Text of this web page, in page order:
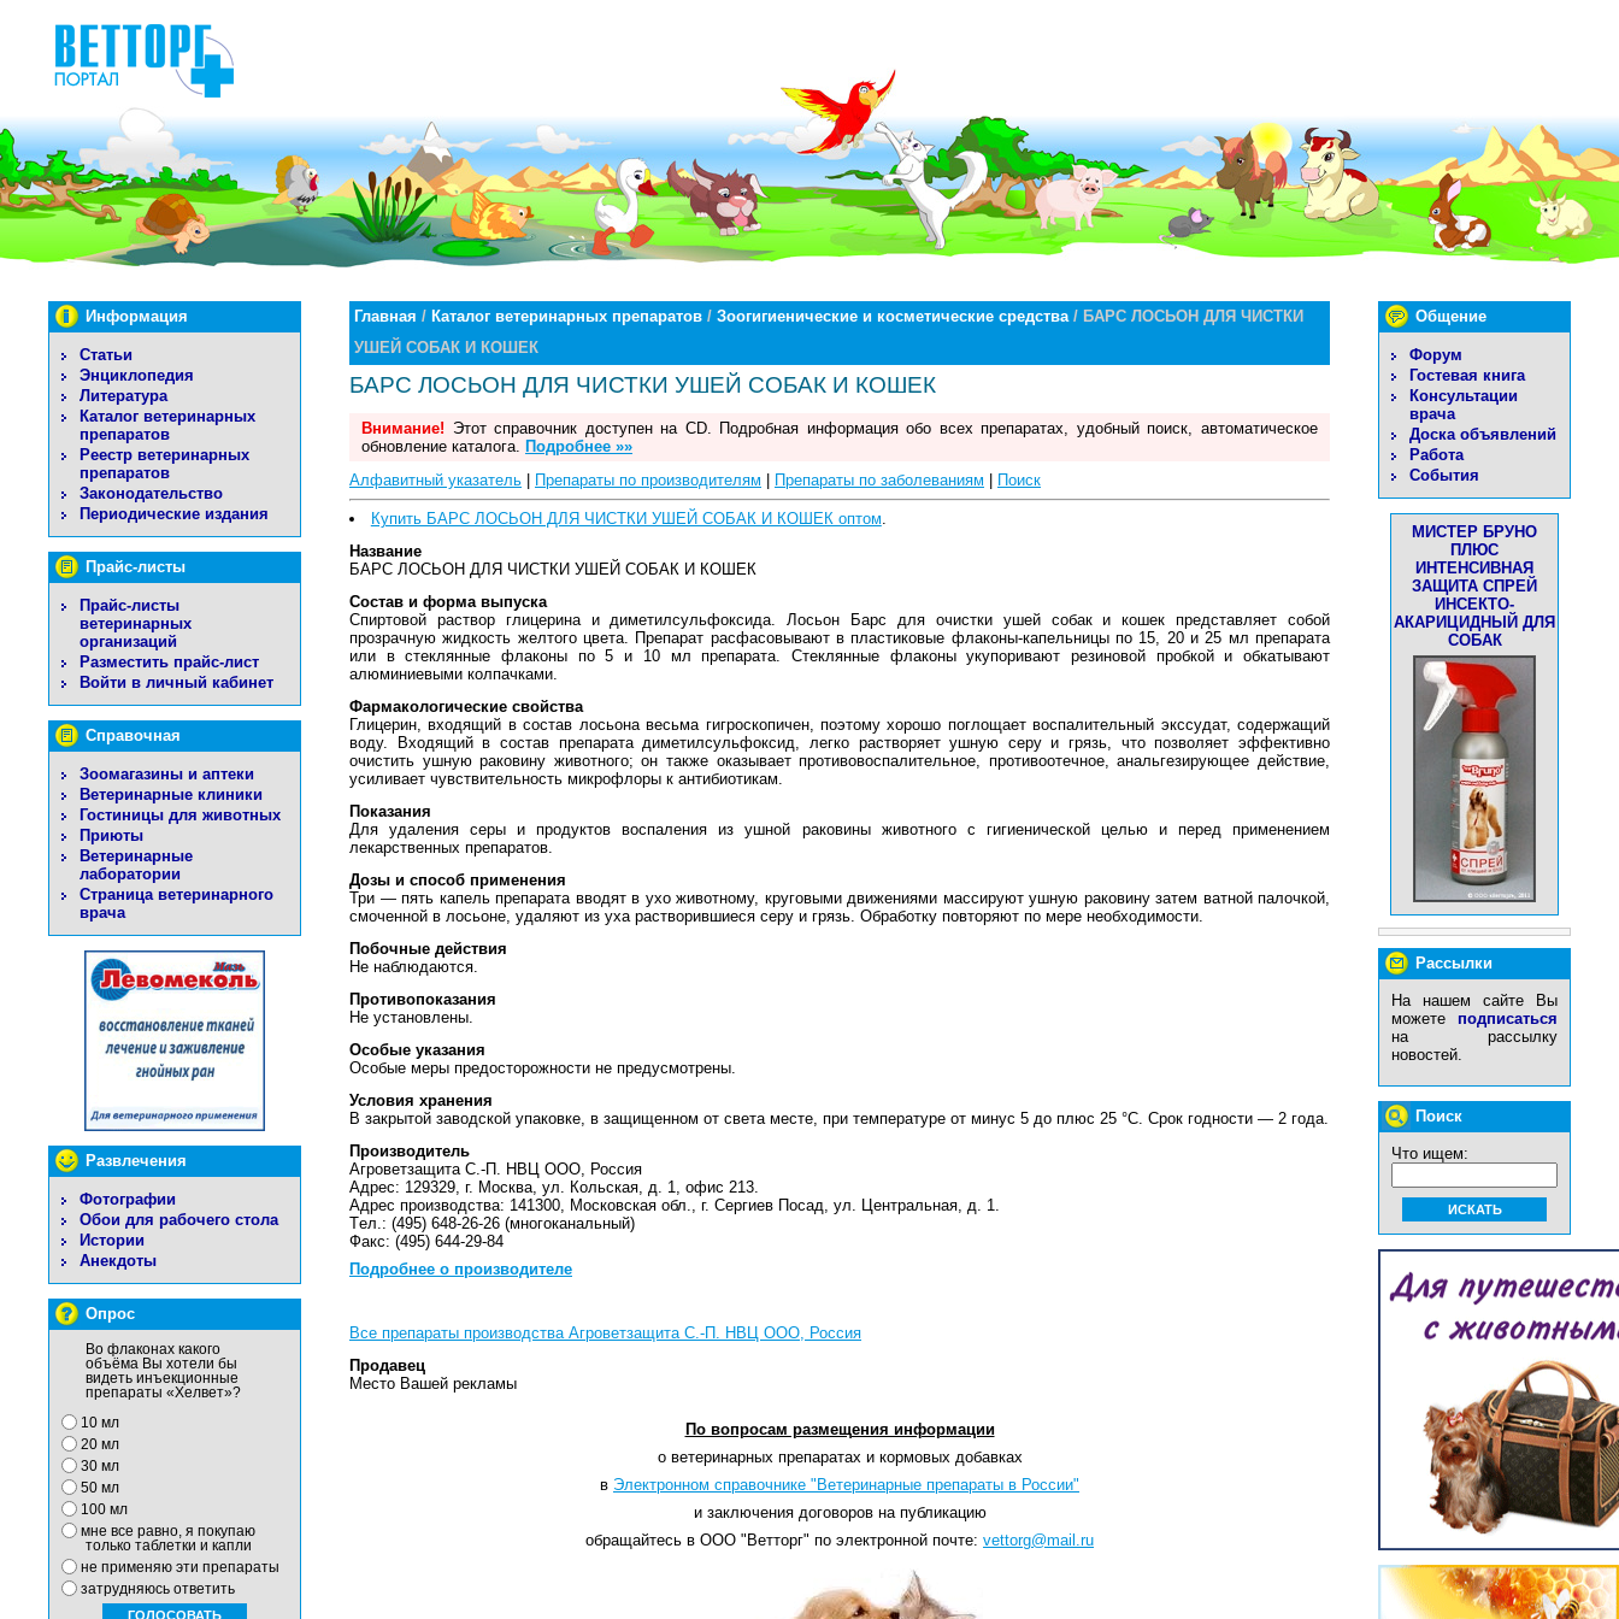
Информация
Статьи
Энциклопедия
Литература
Каталог ветеринарных
препаратов
Реестр ветеринарных
препаратов
Законодательство
Периодические издания
Прайс-листы
Прайс-листы
ветеринарных
организаций
Разместить прайс-лист
Войти в личный кабинет
Справочная
Зоомагазины и аптеки
Ветеринарные клиники
Гостиницы для животных
Приюты
Ветеринарные
лаборатории
Страница ветеринарного
врача
Развлечения
Фотографии
Обои для рабочего стола
Истории
Анекдоты
Опрос
Во флаконах какого
объёма Вы хотели бы
видеть инъекционные
препараты «Хелвет»?
10 мл
20 мл
30 мл
50 мл
100 мл
мне все равно, я покупаю
только таблетки и капли
не применяю эти препараты
затрудняюсь ответить
Общение
Форум
Гостевая книга
Консультации
врача
Доска объявлений
Работа
События
МИСТЕР БРУНО
ПЛЮС
ИНТЕНСИВНАЯ
ЗАЩИТА СПРЕЙ
ИНСЕКТО-
АКАРИЦИДНЫЙ ДЛЯ
СОБАК
Рассылки
На нашем сайте Вы
можете подписаться
на рассылку
новостей.
Поиск
Что ищем:
Главная / Каталог ветеринарных препаратов / Зоогигиенические и косметические средства/ БАРС ЛОСЬОН ДЛЯ ЧИСТКИ
УШЕЙ СОБАК И КОШЕК
БАРС ЛОСЬОН ДЛЯ ЧИСТКИ УШЕЙ СОБАК И КОШЕК
Внимание! Этот справочник доступен на CD. Подробная информация обо всех препаратах, удобный поиск, автоматическое
обновление каталога. Подробнее »»
Алфавитный указатель
Препараты по производителям Препараты по заболеваниям Поиск
Купить БАРС ЛОСЬОН ДЛЯ ЧИСТКИ УШЕЙ СОБАК И КОШЕК оптом
Название
БАРС ЛОСЬОН ДЛЯ ЧИСТКИ УШЕЙ СОБАК И КОШЕК
Состав и форма выпуска
Спиртовой раствор глицерина и диметилсульфоксида. Лосьон Барс для очистки ушей собак и кошек представляет собой
прозрачную жидкость желтого цвета. Препарат расфасовывают в пластиковые флаконы-капельницы по 15, 20 и 25 мл препарата
или в стеклянные флаконы по 5 и 10 мл препарата. Стеклянные флаконы укупоривают резиновой пробкой и обкатывают
алюминиевыми колпачками.
Фармакологические свойства
Глицерин, входящий в состав лосьона весьма гигроскопичен, поэтому хорошо поглощает воспалительный экссудат, содержащий
воду. Входящий в состав препарата диметилсульфоксид, легко растворяет ушную серу и грязь, что позволяет эффективно
очистить ушную раковину животного; он также оказывает противовоспалительное, противоотечное, анальгезирующее действие,
усиливает чувствительность микрофлоры к антибиотикам.
Показания
Для удаления серы и продуктов воспаления из ушной раковины животного с гигиенической целью и перед применением
лекарственных препаратов.
Дозы и способ применения
Три — пять капель препарата вводят в ухо животному, круговыми движениями массируют ушную раковину затем ватной палочкой,
смоченной в лосьоне, удаляют из уха растворившиеся серу и грязь. Обработку повторяют по мере необходимости.
Побочные действия
Не наблюдаются.
Противопоказания
Не установлены.
Особые указания
Особые меры предосторожности не предусмотрены.
Условия хранения
В закрытой заводской упаковке, в защищенном от света месте, при температуре от минус 5 до плюс 25 °С. Срок годности — 2 года.
Производитель
Агроветзащита С.-П. НВЦ ООО, Россия
Адрес: 129329, г. Мocквa, ул. Кoльcкaя, д. 1, oфиc 213.
Адрес производства: 141300, Московская обл., г. Сергиев Посад, ул. Центральная, д. 1.
Тeл.: (495) 648-26-26 (многоканальный)
Фaкc: (495) 644-29-84
Подробнее о производителе
Все препараты производства Агроветзащита С.-П. НВЦ ООО, Россия
Продавец
Место Вашей рекламы
По вопросам размещения информации
о ветеринарных препаратах и кормовых добавках
в Электронном справочнике "Ветеринарные препараты в России"
и заключения договоров на публикацию
обращайтесь в ООО "Ветторг" по электронной почте: vettorg@mail.ru